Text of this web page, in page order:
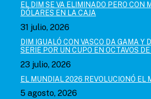
EL DIM SE VA ELIMINADO PERO CON
DÓLARES EN LA CAJA
31 julio, 2026
DIM IGUALÓ CON VASCO DA GAMA Y
SERIE POR UN CUPO EN OCTAVOS
23 julio, 2026
EL MUNDIAL 2026 REVOLUCIONÓ EL
5 agosto, 2026